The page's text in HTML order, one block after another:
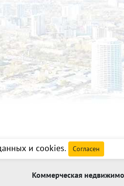
и cookies. Согласен
Коммерческая